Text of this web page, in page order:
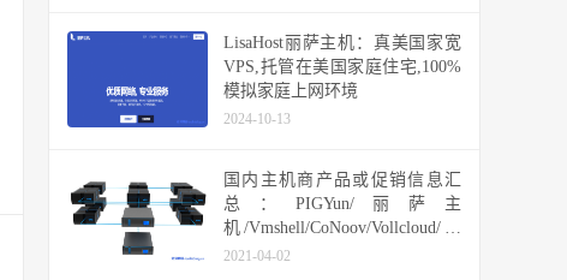
LisaHost丽萨主机：真美国家宽
VPS,托管在美国家庭住宅,100%
模拟家庭上网环境
2024-10-13
国内主机商产品或促销信息汇
总：PIGYun/丽萨主
机/Vmshell/CoNoov/Vollcloud/快
快网络/六六云/易探云/云米科技
2021-04-02